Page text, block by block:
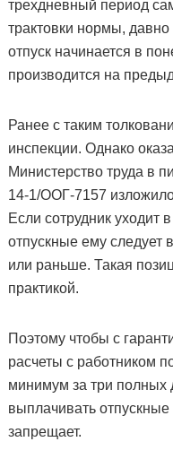
трехдневный период
трактовки нормы, давно
отпуск начинается в
производится на
Ранее с таким
инспекции. Однако
Министерство труда в
14-1/ООГ-7157
Если сотрудник уходит
отпускные ему следует
или раньше. Такая
практикой.
Поэтому чтобы с
расчеты с работником
минимум за три полных
выплачивать
запрещает.